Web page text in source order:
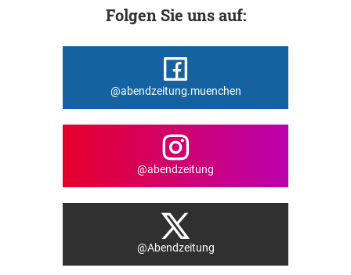
Folgen Sie uns auf:
@abendzeitung.muenchen
@abendzeitung
@Abendzeitung